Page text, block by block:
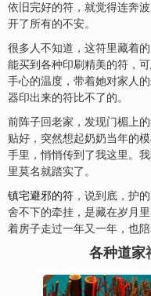
依旧完好的符，就觉得连奔
开了所有的不安。
很多人不知道，这符里藏着
能买到各种印刷精美的符，
手心的温度，带着她对家人
器印出来的符比不了的。
前阵子回老家，发现门楣上
贴好，突然想起奶奶当年的
手里，悄悄传到了我这里。
里莫名就踏实了。
镇宅避邪的符 ，说到底，护
舍不下的牵挂，是藏在岁月
着房子走过一年又一年，也
各种道家